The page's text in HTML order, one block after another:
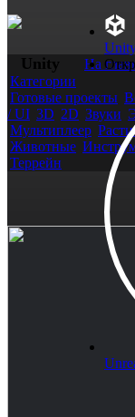
Unity На
Категории
Готовые проекты
/ UI 3D 2D Звуки
Мультиплеер
Животные
Террейн